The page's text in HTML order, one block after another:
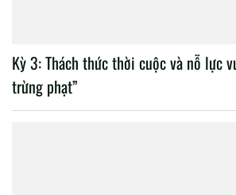
Kỳ 3: Thách thức thời cuộc và nỗ lực
trừng phạt”